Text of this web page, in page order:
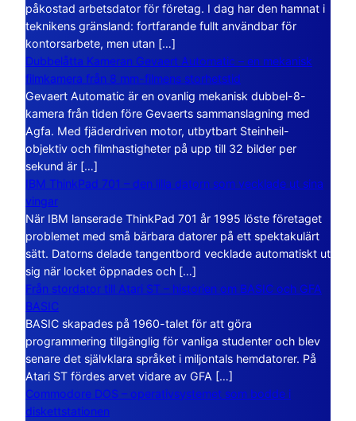
påkostad arbetsdator för företag. I dag har den hamnat i
teknikens gränsland: fortfarande fullt användbar för
kontorsarbete, men utan […]
Dubbelåtta Kameran Gevaert Automatic – en mekanisk
filmkamera från 8 mm-filmens storhetstid
Gevaert Automatic är en ovanlig mekanisk dubbel-8-
kamera från tiden före Gevaerts sammanslagning med
Agfa. Med fjäderdriven motor, utbytbart Steinheil-
objektiv och filmhastigheter på upp till 32 bilder per
sekund är […]
IBM ThinkPad 701 – den lilla datorn som vecklade ut sina
vingar
När IBM lanserade ThinkPad 701 år 1995 löste företaget
problemet med små bärbara datorer på ett spektakulärt
sätt. Datorns delade tangentbord vecklade automatiskt ut
sig när locket öppnades och […]
Från stordator till Atari ST – historien om BASIC och GFA
BASIC
BASIC skapades på 1960-talet för att göra
programmering tillgänglig för vanliga studenter och blev
senare det självklara språket i miljontals hemdatorer. På
Atari ST fördes arvet vidare av GFA […]
Commodore DOS – operativsystemet som bodde i
diskettstationen